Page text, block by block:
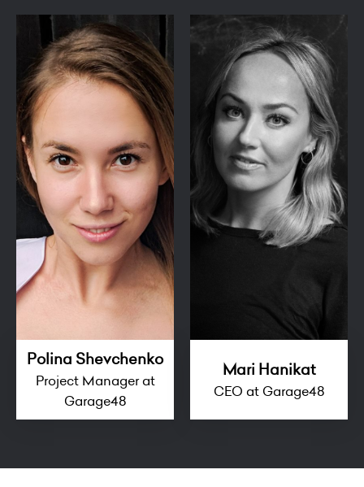
Polina Shevchenko
Project Manager at
Garage48
Mari Hanikat
CEO at Garage48